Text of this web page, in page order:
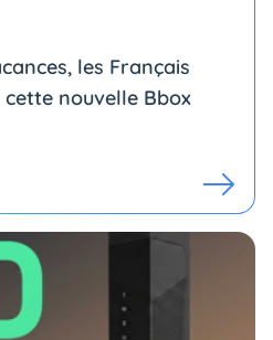
les Français
nouvelle Bbox